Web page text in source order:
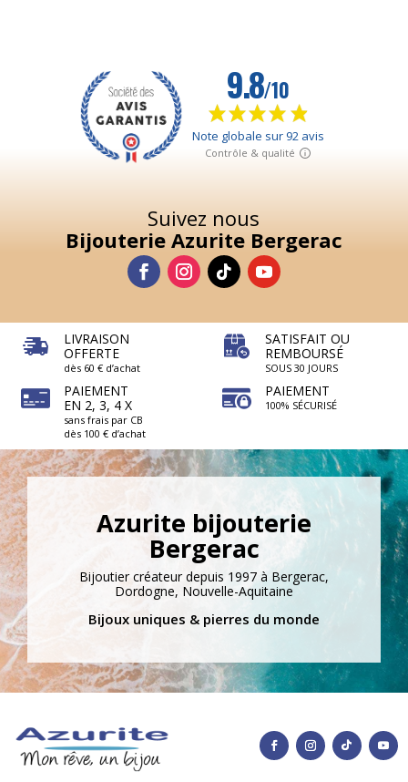
Suivez nous
Bijouterie Azurite Bergerac
LIVRAISON
OFFERTE
dès 60 € d’achat
PAIEMENT
EN 2, 3, 4 X
sans frais par CB
dès 100 € d’achat
SATISFAIT OU
REMBOURSÉ
SOUS 30 JOURS
PAIEMENT
100% SÉCURISÉ
Azurite bijouterie
Bergerac
Bijoutier créateur depuis 1997 à Bergerac,
Dordogne, Nouvelle-Aquitaine
Bijoux uniques & pierres du monde